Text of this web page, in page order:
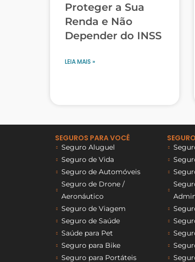
Proteger a Sua
Renda e Não
Depender do INSS
LEIA MAIS »
SEGUROS PARA VOCÊ
Seguro Aluguel
Seguro de Vida
Seguro de Automóveis
Seguro de Drone /
Aeronáutico
Seguro de Viagem
Seguro de Saúde
Saúde para Pet
Seguro para Bike
Seguro para Portáteis